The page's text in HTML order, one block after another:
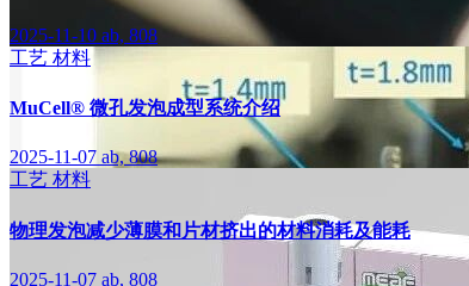
2025-11-10 ab, 808
工艺 材料
MuCell® 微孔发泡成型系统介绍
2025-11-07 ab, 808
工艺 材料
物理发泡减少薄膜和片材挤出的材料消耗及能耗
2025-11-07 ab, 808